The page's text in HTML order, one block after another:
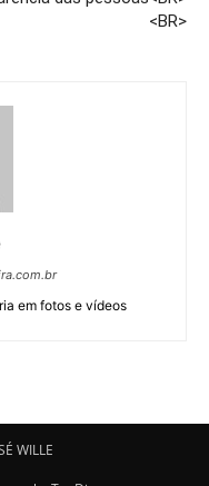
<BR>
em fotos e vídeos
WILLE